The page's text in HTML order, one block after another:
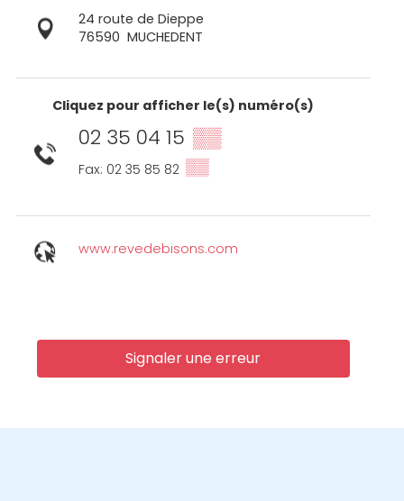
24 route de Dieppe
76590 MUCHEDENT
Cliquez pour afficher le(s) numéro(s)
02 35 04 15 ▒▒
Fax: 02 35 85 82 ▒▒
www.revedebisons.com
Signaler une erreur